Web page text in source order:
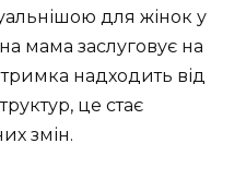
для жінок у
мама заслуговує на
надходить від
це стає
змін.